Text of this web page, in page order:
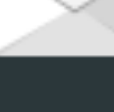
cookie-файлов
унитарное
- Все права
предприятие по оказанию
пр-т. Дзержинского, 1Б, e-mail: